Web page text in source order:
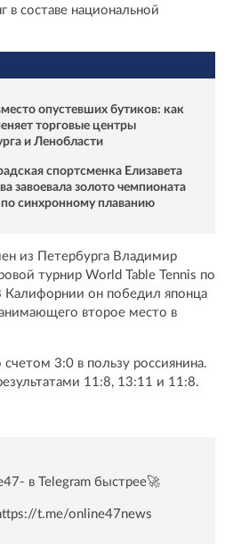
составе национальной
опустевших бутиков: как
торговые центры
и Ленобласти
спортсменка Елизавета
завоевала золото чемпионата
синхронному плаванию
из Петербурга Владимир
турнир World Table Tennis по
Калифорнии он победил японца
второе место в
счетом 3:0 в пользу россиянина.
11:8, 13:11 и 11:8.
в Telegram быстрее🚀
t.me/online47news